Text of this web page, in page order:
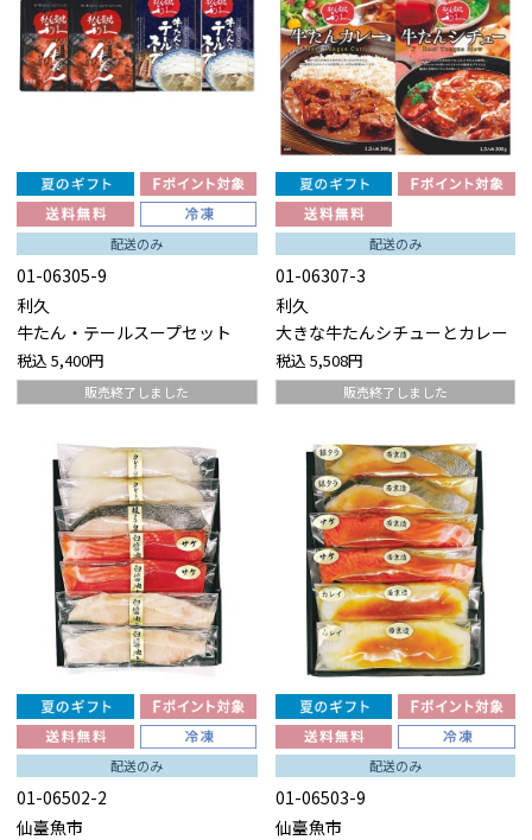
配送のみ
01-06305-9
利久
牛たん・テールスープセット
税込 5,400円
販売終了しました
配送のみ
01-06307-3
利久
大きな牛たんシチューとカレー
税込 5,508円
販売終了しました
配送のみ
01-06502-2
仙臺魚市
配送のみ
01-06503-9
仙臺魚市